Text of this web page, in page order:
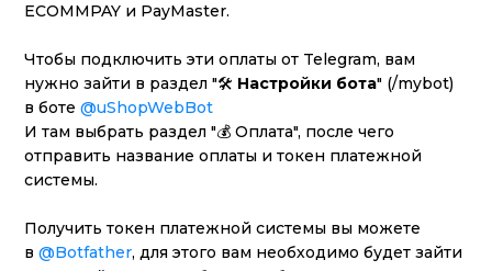
ECOMMPAY и PayMaster.
Чтобы подключить эти оплаты от Telegram, вам
нужно зайти в раздел "🛠 Настройки бота" (/mybot)
в боте @uShopWebBot
И там выбрать раздел "💰 Оплата", после чего
отправить название оплаты и токен платежной
системы.
Получить токен платежной системы вы можете
в @Botfather, для этого вам необходимо будет зайти